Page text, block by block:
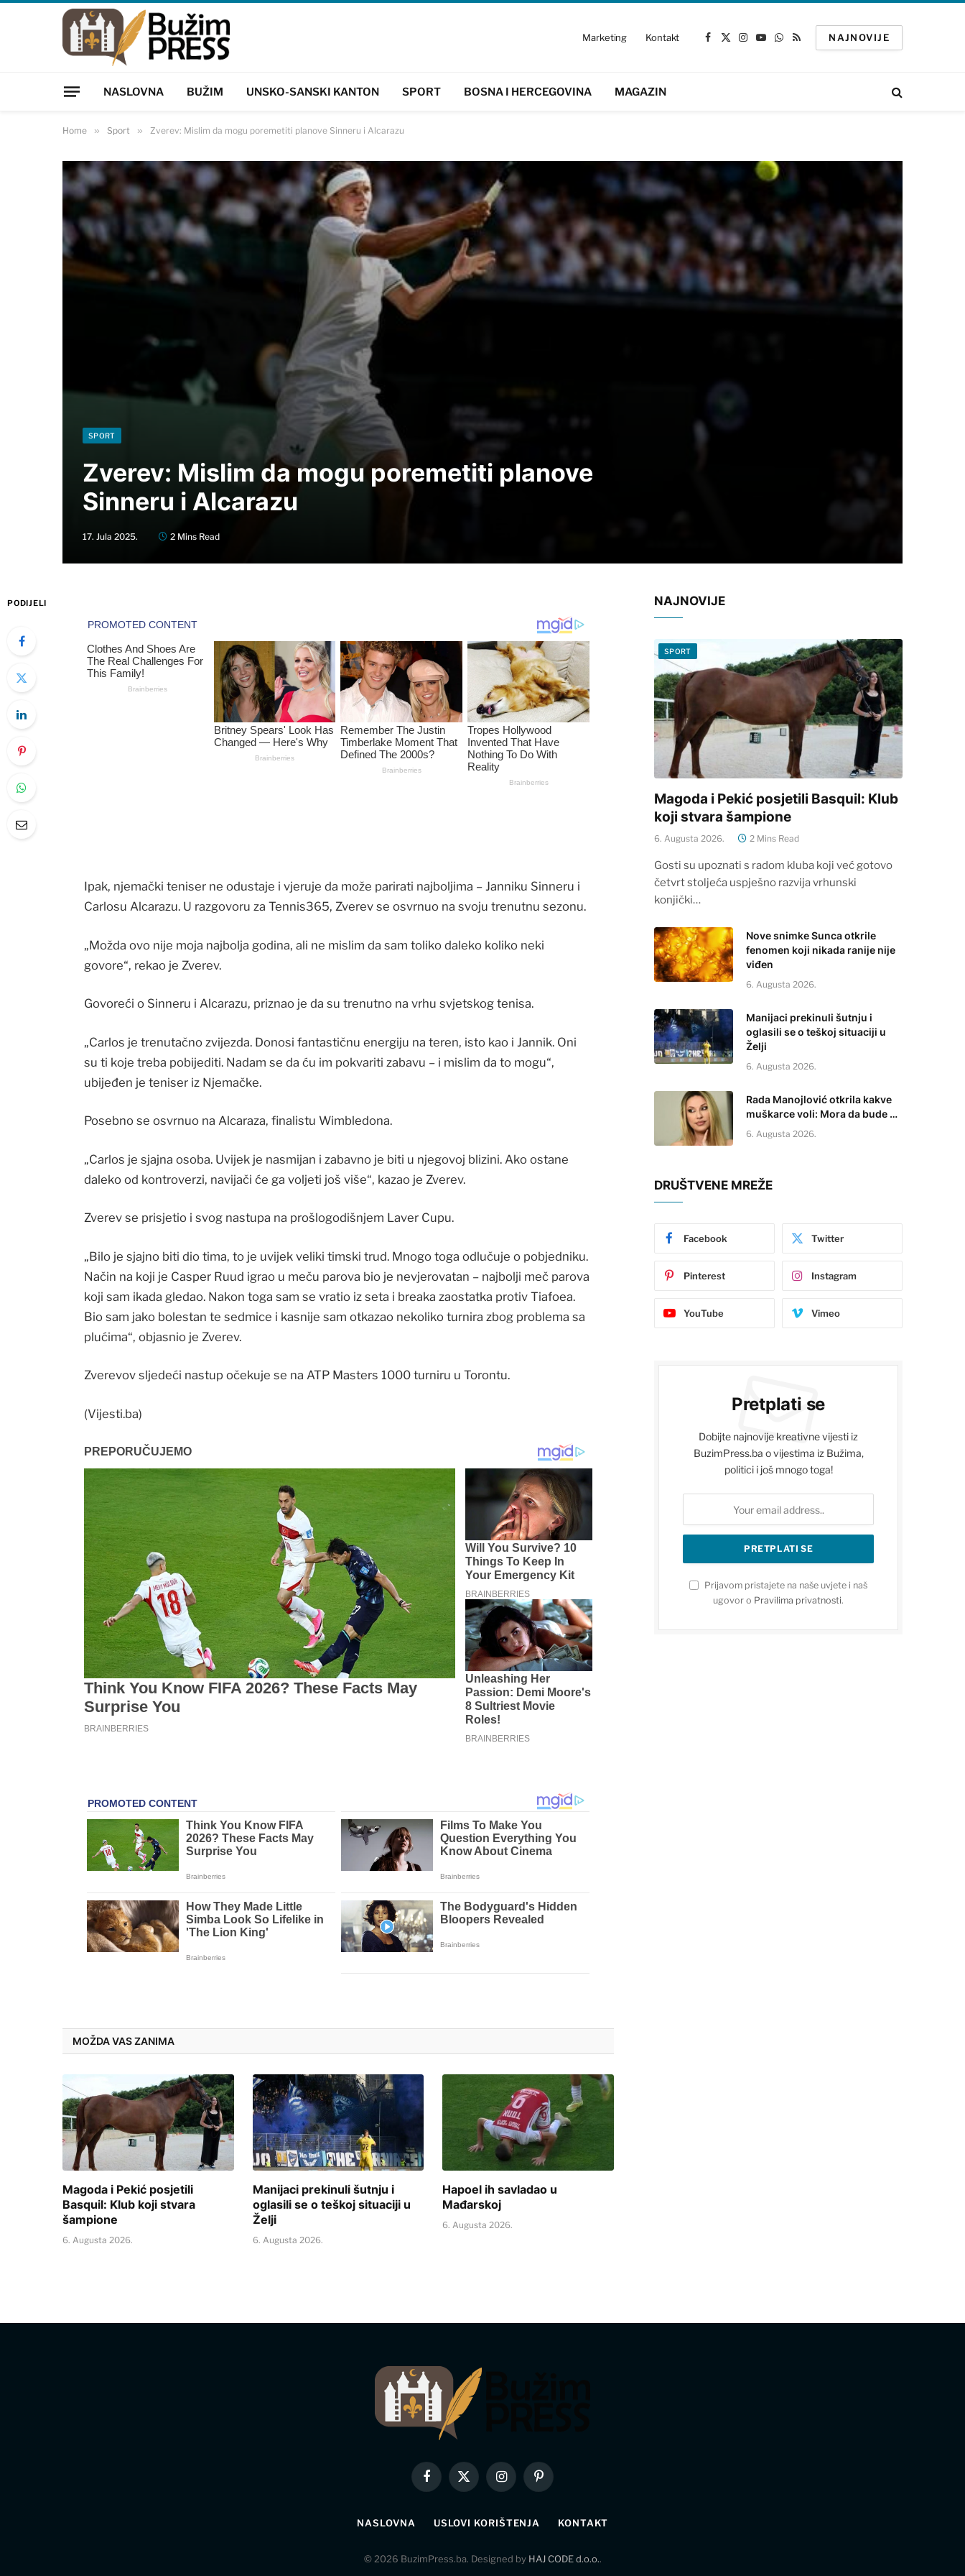
Marketing Kontakt
Facebook
X
Instagram
YouTube
WhatsApp
RSS
NAJNOVIJE
NASLOVNA BUŽIM UNSKO-SANSKI KANTON SPORT BOSNA I HERCEGOVINA MAGAZIN
Home » Sport » Zverev: Mislim da mogu poremetiti planove Sinneru i Alcarazu
SPORT
Zverev: Mislim da mogu poremetiti planove
Sinneru i Alcarazu
17. Jula 2025. 2 Mins Read
PODIJELI
Ipak, njemački teniser ne odustaje i vjeruje da može parirati najboljima – Janniku Sinneru i
Carlosu Alcarazu. U razgovoru za Tennis365, Zverev se osvrnuo na svoju trenutnu sezonu.
„Možda ovo nije moja najbolja godina, ali ne mislim da sam toliko daleko koliko neki
govore“, rekao je Zverev.
Govoreći o Sinneru i Alcarazu, priznao je da su trenutno na vrhu svjetskog tenisa.
„Carlos je trenutačno zvijezda. Donosi fantastičnu energiju na teren, isto kao i Jannik. Oni
su ti koje treba pobijediti. Nadam se da ću im pokvariti zabavu – i mislim da to mogu“,
ubijeđen je teniser iz Njemačke.
Posebno se osvrnuo na Alcaraza, finalistu Wimbledona.
„Carlos je sjajna osoba. Uvijek je nasmijan i zabavno je biti u njegovoj blizini. Ako ostane
daleko od kontroverzi, navijači će ga voljeti još više“, kazao je Zverev.
Zverev se prisjetio i svog nastupa na prošlogodišnjem Laver Cupu.
„Bilo je sjajno biti dio tima, to je uvijek veliki timski trud. Mnogo toga odlučuje o pobjedniku.
Način na koji je Casper Ruud igrao u meču parova bio je nevjerovatan – najbolji meč parova
koji sam ikada gledao. Nakon toga sam se vratio iz seta i breaka zaostatka protiv Tiafoea.
Bio sam jako bolestan te sedmice i kasnije sam otkazao nekoliko turnira zbog problema sa
plućima“, objasnio je Zverev.
Zverevov sljedeći nastup očekuje se na ATP Masters 1000 turniru u Torontu.
(Vijesti.ba)
MOŽDA VAS ZANIMA
Magoda i Pekić posjetili
Basquil: Klub koji stvara
šampione
6. Augusta 2026.
Manijaci prekinuli šutnju i
oglasili se o teškoj situaciji u
Želji
6. Augusta 2026.
Hapoel ih savladao u
Mađarskoj
6. Augusta 2026.
NAJNOVIJE
SPORT
Magoda i Pekić posjetili Basquil: Klub
koji stvara šampione
6. Augusta 2026. 2 Mins Read
Gosti su upoznati s radom kluba koji već gotovo
četvrt stoljeća uspješno razvija vrhunski
konjički…
Nove snimke Sunca otkrile
fenomen koji nikada ranije nije
viđen
6. Augusta 2026.
Manijaci prekinuli šutnju i
oglasili se o teškoj situaciji u
Želji
6. Augusta 2026.
Rada Manojlović otkrila kakve
muškarce voli: Mora da bude …
6. Augusta 2026.
DRUŠTVENE MREŽE
Facebook Twitter
Pinterest Instagram
YouTube Vimeo
Pretplati se
Dobijte najnovije kreativne vijesti iz
BuzimPress.ba o vijestima iz Bužima,
politici i još mnogo toga!
Prijavom pristajete na naše uvjete i naš
ugovor o Pravilima privatnosti.
Facebook
X
InstagramPinterest
NASLOVNA USLOVI KORIŠTENJA KONTAKT
© 2026 BuzimPress.ba. Designed by HAJ CODE d.o.o..